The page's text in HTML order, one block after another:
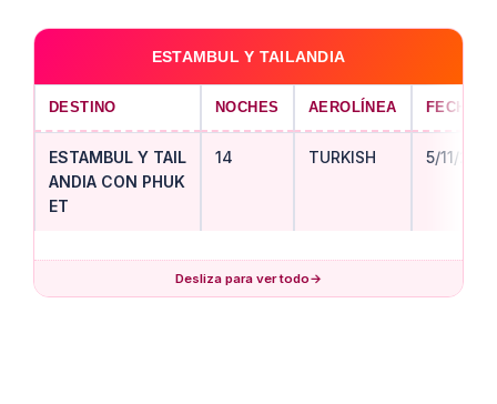
ESTAMBUL Y TAILANDIA
DESTINO NOCHES AEROLÍNEA FECHA
ESTAMBUL Y TAIL
ANDIA CON PHUK
ET
14 TURKISH 5/11/
Desliza para ver todo→